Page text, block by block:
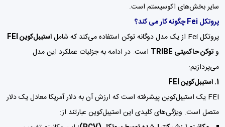
سایر بخش‌های اکوسیستم است.
پروتکل Fei چگونه کار می کند؟
پروتکل Fei از یک مدل دوگانه توکن استفاده می‌کند که شامل
استیبل‌کوین FEI
وتوکن حاکمیتی TRIBE
است. در ادامه به جزئیات عملکرد این مدل
می‌پردازیم:
1. استیبل‌کوین FEI
FEI یک استیبل‌کوین پیشرفته است که ارزش آن به دلار آمریکا معادل یک دلار
متصل است. ویژگی‌های کلیدی این استیبل‌کوین عبارتند از: